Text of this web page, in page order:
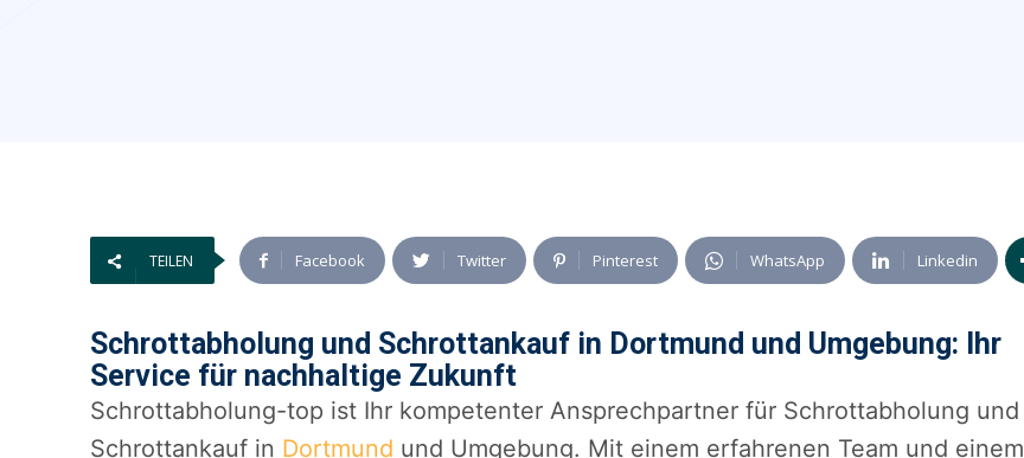
TEILEN Facebook Twitter Pinterest WhatsApp Linkedin
Schrottabholung und Schrottankauf in Dortmund und Umgebung: Ihr
Service für nachhaltige Zukunft
Schrottabholung-top ist Ihr kompetenter Ansprechpartner für Schrottabholung und
Schrottankauf in Dortmund und Umgebung. Mit einem erfahrenen Team und einem